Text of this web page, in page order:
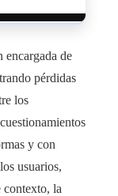
de
pérdidas
los
y con
usuarios,
contexto, la